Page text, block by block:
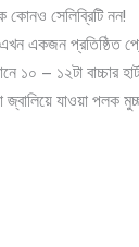
সেলিব্রিটি নন!
একজন প্রতিষ্ঠিত
১০ – ১২টা বাচ্চার
জ্বালিয়ে যাওয়া